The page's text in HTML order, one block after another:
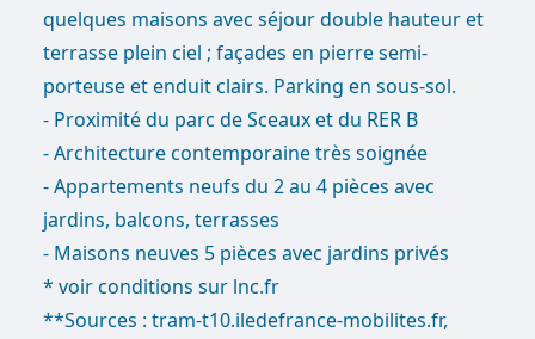
quelques maisons avec séjour double hauteur et
terrasse plein ciel ; façades en pierre semi-
porteuse et enduit clairs. Parking en sous-sol.
- Proximité du parc de Sceaux et du RER B
- Architecture contemporaine très soignée
- Appartements neufs du 2 au 4 pièces avec
jardins, balcons, terrasses
- Maisons neuves 5 pièces avec jardins privés
* voir conditions sur lnc.fr
**Sources : tram-t10.iledefrance-mobilites.fr,